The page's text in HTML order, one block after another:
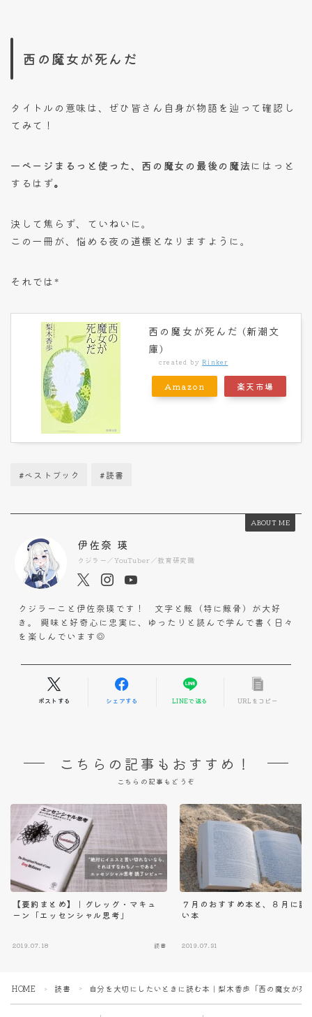
西の魔女が死んだ
タイトルの意味は、ぜひ皆さん自身が物語を辿って確認し
てみて！
一ページまるっと使った、西の魔女の最後の魔法にはっと
するはず。
決して焦らず、ていねいに。
この一冊が、悩める夜の道標となりますように。
それでは*
西の魔女が死んだ (新潮文
庫)
created byRinker
Amazon 楽天市場
#ベストブック #読書
ABOUT ME
伊佐奈 瑛
クジラー／YouTuber／教育研究職
クジラーこと伊佐奈瑛です！ 文字と鯨（特に鯨骨）が大好
き。 興味と好奇心に忠実に、ゆったりと読んで学んで書く日々
を楽しんでいます◎
ポストする シェアする LINEで送る URLをコピー
こちらの記事もおすすめ！
こちらの記事もどうぞ
【要約まとめ】｜グレッグ・マキュ
ーン「エッセンシャル思考」
2019.07.18 読書
７月のおすすめ本と、８月に読
い本
2019.07.31
HOME ＞ 読書 ＞ 自分を大切にしたいときに読む本｜梨木香歩「西の魔女が死